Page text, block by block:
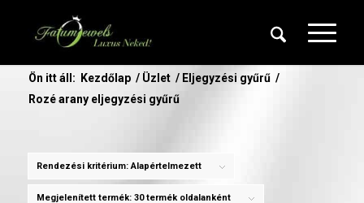
Ön itt áll: Kezdőlap / Üzlet / Eljegyzési gyűrű /
Rozé arany eljegyzési gyűrű
Rendezési kritérium:Alapértelmezett
Megjelenített termék: 30 termék oldalanként